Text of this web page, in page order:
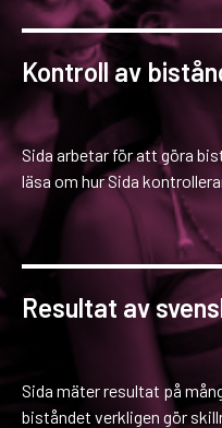
Kontroll av
Sida arbetar för att göra
läsa om hur Sida
Resultat av
Sida mäter resultat på
biståndet verkligen gör